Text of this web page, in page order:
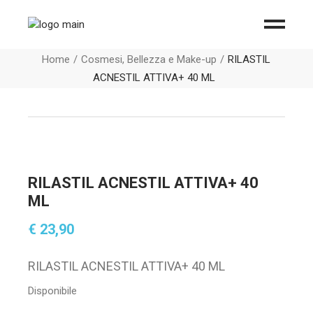
Home Cosmesi, Bellezza e Make-up
RILASTIL
ACNESTIL ATTIVA+ 40 ML
RILASTIL ACNESTIL ATTIVA+ 40
ML
€ 23,90
RILASTIL ACNESTIL ATTIVA+ 40 ML
Disponibile